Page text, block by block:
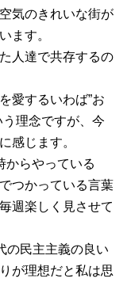
気のきれいな街が
ます。
人達で共存するの
愛するいわば”お
理念ですが、今
感じます。
からやっている
つかっている言葉
週楽しく見させて
の民主主義の良い
が理想だと私は思